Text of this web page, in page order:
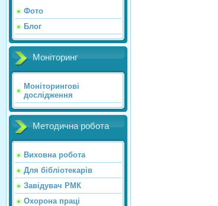
Фото
Блог
Моніторинг
Моніторингові
дослідження
Методична робота
Виховна робота
Для бібліотекарів
Завідувач РМК
Охорона праці